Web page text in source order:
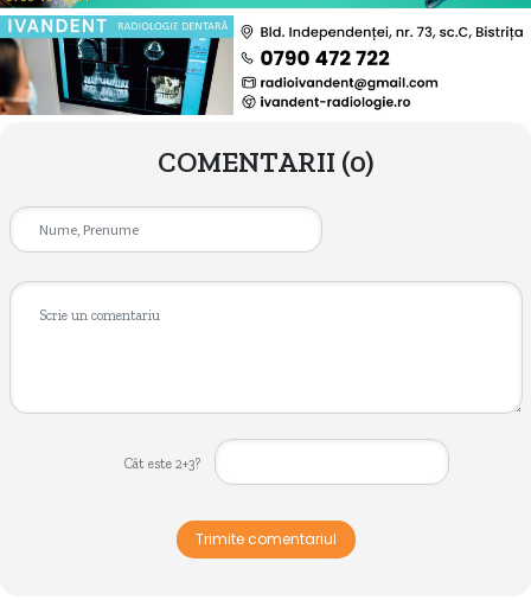
COMENTARII (0)
Cât este 2+3?
Trimite comentariul